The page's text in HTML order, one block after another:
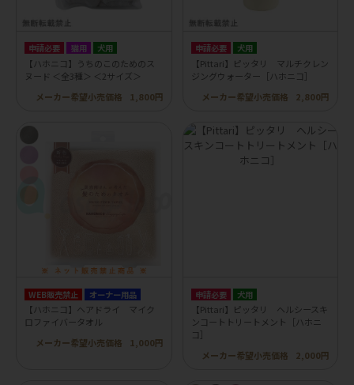
申請必要 猫用 犬用
【ハホニコ】うちのこのためのス
ヌード ＜全3種＞ ＜2サイズ＞
メーカー希望小売価格
1,800円
申請必要 犬用
【Pittari】ピッタリ マルチクレン
ジングウォーター［ハホニコ］
メーカー希望小売価格
2,800円
WEB販売禁止 オーナー用品
【ハホニコ】ヘアドライ マイク
ロファイバータオル
メーカー希望小売価格
1,000円
申請必要 犬用
【Pittari】ピッタリ ヘルシースキ
ンコートトリートメント［ハホニ
コ］
メーカー希望小売価格
2,000円